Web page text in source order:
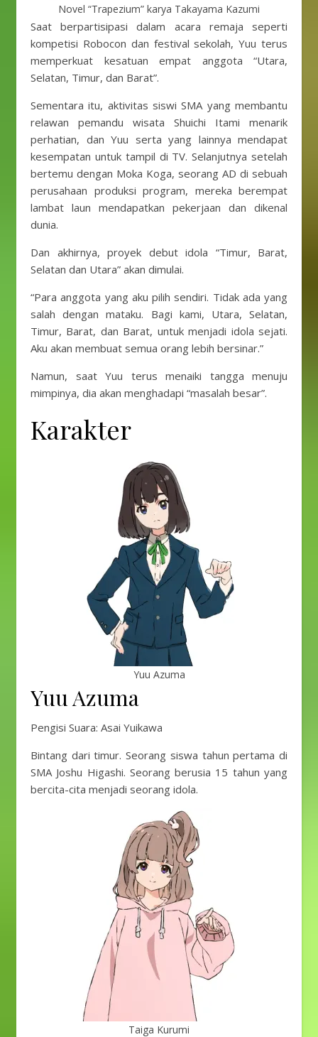
Novel “Trapezium” karya Takayama Kazumi
Saat berpartisipasi dalam acara remaja seperti
kompetisi Robocon dan festival sekolah, Yuu terus
memperkuat kesatuan empat anggota “Utara,
Selatan, Timur, dan Barat”.
Sementara itu, aktivitas siswi SMA yang membantu
relawan pemandu wisata Shuichi Itami menarik
perhatian, dan Yuu serta yang lainnya mendapat
kesempatan untuk tampil di TV. Selanjutnya setelah
bertemu dengan Moka Koga, seorang AD di sebuah
perusahaan produksi program, mereka berempat
lambat laun mendapatkan pekerjaan dan dikenal
dunia.
Dan akhirnya, proyek debut idola “Timur, Barat,
Selatan dan Utara” akan dimulai.
“Para anggota yang aku pilih sendiri. Tidak ada yang
salah dengan mataku. Bagi kami, Utara, Selatan,
Timur, Barat, dan Barat, untuk menjadi idola sejati.
Aku akan membuat semua orang lebih bersinar.”
Namun, saat Yuu terus menaiki tangga menuju
mimpinya, dia akan menghadapi “masalah besar”.
Karakter
Yuu Azuma
Yuu Azuma
Pengisi Suara: Asai Yuikawa
Bintang dari timur. Seorang siswa tahun pertama di
SMA Joshu Higashi. Seorang berusia 15 tahun yang
bercita-cita menjadi seorang idola.
Taiga Kurumi